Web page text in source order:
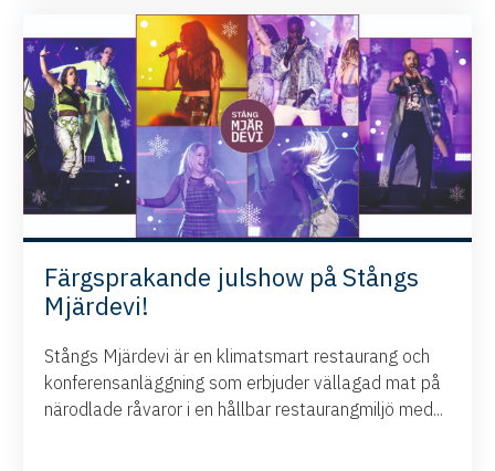
Färgsprakande julshow på Stångs
Mjärdevi!
Stångs Mjärdevi är en klimatsmart restaurang och
konferensanläggning som erbjuder vällagad mat på
närodlade råvaror i en hållbar restaurangmiljö med...